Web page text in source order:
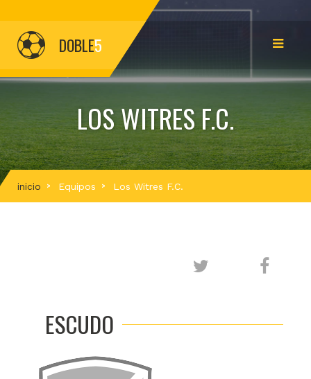
DOBLE5
LOS WITRES F.C.
inicio Equipos Los Witres F.C.
ESCUDO